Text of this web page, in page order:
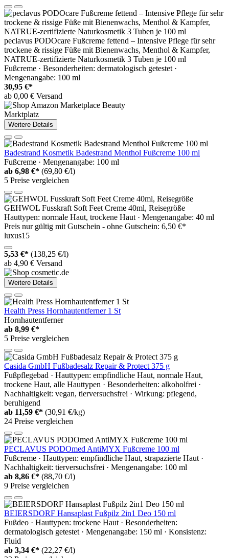
peclavus PODOcare Fußcreme fettend – Intensive Pflege für sehr
trockene & rissige Füße mit Bienenwachs, Menthol & Kampfer,
NATRUE-zertifizierte Naturkosmetik 3 Tuben je 100 ml
Fußcreme · Besonderheiten: dermatologisch getestet ·
Mengenangabe: 100 ml
30,95 €*
ab 0,00 € Versand
Marktplatz
Weitere Details
Badestrand Kosmetik Badestrand Menthol Fußcreme 100 ml
Fußcreme · Mengenangabe: 100 ml
ab 6,98 €* (69,80 €/l)
5 Preise vergleichen
GEHWOL Fusskraft Soft Feet Creme 40ml, Reisegröße
Hauttypen: normale Haut, trockene Haut · Mengenangabe: 40 ml
Preis nur gültig mit Gutschein - ohne Gutschein: 6,50 €*
luxus15
5,53 €* (138,25 €/l)
ab 4,90 € Versand
Weitere Details
Health Press Hornhautentferner 1 St
Hornhautentferner
ab 8,99 €*
5 Preise vergleichen
Casida GmbH Fußbadesalz Repair & Protect 375 g
Fußpflegebad · Hauttypen: empfindliche Haut, normale Haut,
trockene Haut, alle Hauttypen · Besonderheiten: alkoholfrei ·
Nachhaltigkeit: vegan, tierversuchsfrei · Wirkung: pflegend,
beruhigend
ab 11,59 €* (30,91 €/kg)
24 Preise vergleichen
PECLAVUS PODOmed AntiMYX Fußcreme 100 ml
Fußcreme · Hauttypen: empfindliche Haut, strapazierte Haut ·
Nachhaltigkeit: tierversuchsfrei · Mengenangabe: 100 ml
ab 8,86 €* (88,70 €/l)
9 Preise vergleichen
BEIERSDORF Hansaplast Fußpilz 2in1 Deo 150 ml
Fußdeo · Hauttypen: trockene Haut · Besonderheiten:
dermatologisch getestet · Mengenangabe: 150 ml · Konsistenz:
Fluid
ab 3,34 €* (22,27 €/l)